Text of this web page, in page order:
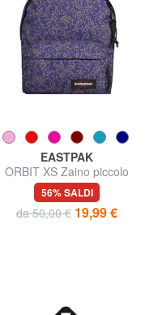
EASTPAK
ORBIT XS Zaino piccolo
56% SALDI
da 50,00 € 19,99 €